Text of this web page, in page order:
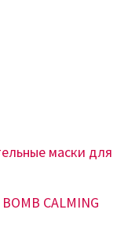
маски для
CALMING